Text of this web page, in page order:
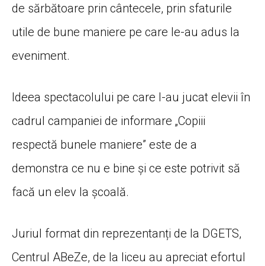
de sărbătoare prin cântecele, prin sfaturile
utile de bune maniere pe care le-au adus la
eveniment.
Ideea spectacolului pe care l-au jucat elevii în
cadrul campaniei de informare „Copiii
respectă bunele maniere” este de a
demonstra ce nu e bine și ce este potrivit să
facă un elev la școală.
Juriul format din reprezentanți de la DGETS,
Centrul ABeZe, de la liceu au apreciat efortul